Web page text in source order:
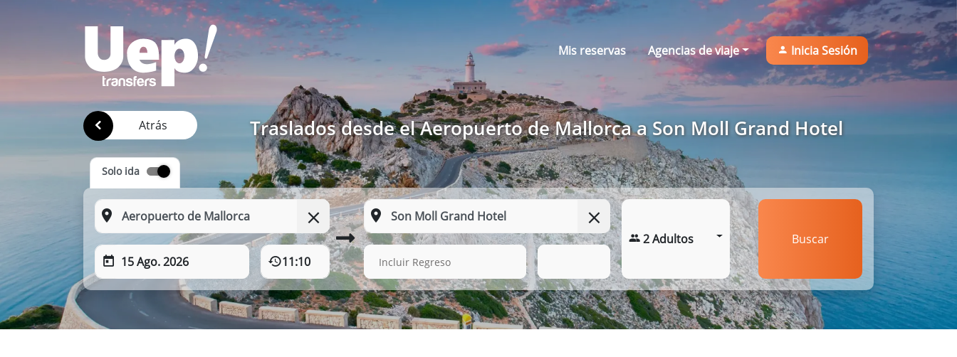
Mis reservas Agencias de viaje Inicia Sesión
Atrás Traslados desde el Aeropuerto de Mallorca a Son Moll Grand Hotel
Solo ida
15 Ago. 2026 11:10 15 Ago. 2026
Incluir Regreso
2 Adultos Buscar